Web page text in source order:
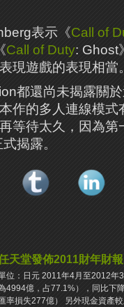
表示《Call of
Call of Duty: Ghost
現遊戲的表現相當
都還尚未揭露關
作的多人連線模式
等待太久，因為
揭露。
天堂發佈2011財年財
位：日元 2011年4月至2012年
4994億，占77.1%），同比下
匯率損失277億） 另外現金資產